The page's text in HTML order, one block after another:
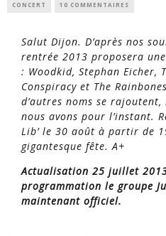
CONCERT 10 COMMENTAIRES
Salut Dijon. D’après nos
rentrée 2013 proposera
: Woodkid, Stephan Eicher,
Conspiracy et The
d’autres noms se
nous avons pour l’instant.
Lib’ le 30 août à partir de
gigantesque fête. A+
Actualisation 25 juillet
programmation le groupe
maintenant officiel.